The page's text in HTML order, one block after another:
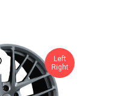
Left
Right